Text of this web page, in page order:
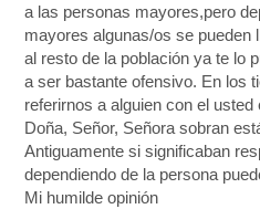
a las personas mayores,pero
mayores algunas/os se pueden
al resto de la población ya te lo
a ser bastante ofensivo. En los
referirnos a alguien con el
Doña, Señor, Señora sobran
Antiguamente si significaban
dependiendo de la persona
Mi humilde opinión